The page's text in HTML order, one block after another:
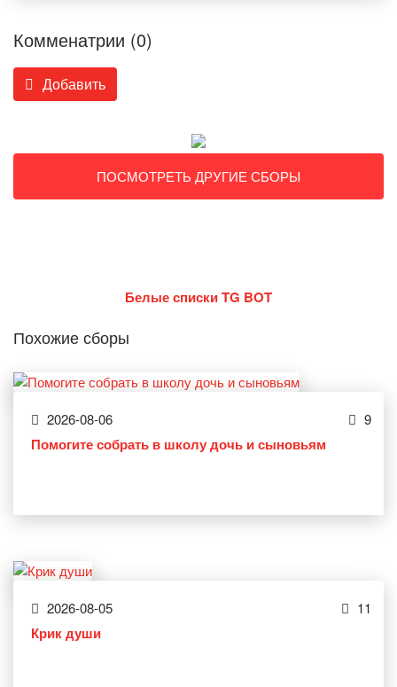
Комменатрии (0)
Добавить
ПОСМОТРЕТЬ ДРУГИЕ СБОРЫ
Белые списки TG BOT
Похожие сборы
2026-08-06 9
Помогите собрать в школу дочь и сыновьям
2026-08-05 11
Крик души